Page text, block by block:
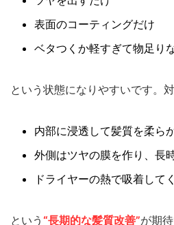
表面のコーティングだけ
ベタつくか軽すぎて物足り
という状態になりやすいです。
内部に浸透して髪質を柔ら
外側はツヤの膜を作り、長
ドライヤーの熱で吸着して
という “長期的な髪質改善”が期待